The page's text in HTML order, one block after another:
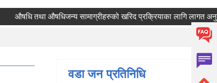
औषधि तथा औषधिजन्य सामाग्रीहरुको खरिद प्रक्रियाका लागि लागत
वडा जन प्रतिनिधि